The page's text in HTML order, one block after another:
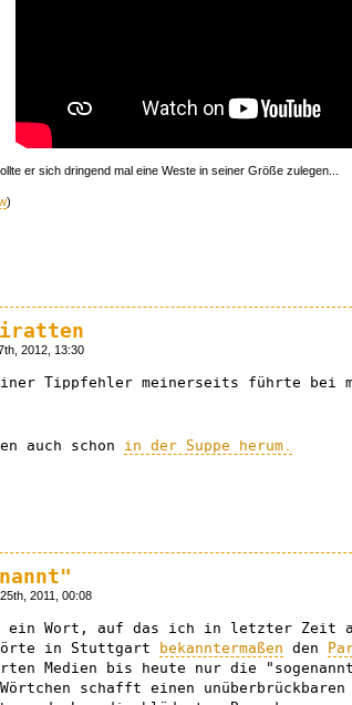
er sich dringend mal eine Weste in seiner Größe zulegen...
)
2012, 13:30
Tippfehler meinerseits führte bei
auch schon in der Suppe herum.
2011, 00:08
ein Wort, auf das ich in letzter Zeit
in Stuttgart
bekanntermaßen den
Medien bis heute nur die
schafft einen unüberbrückbaren